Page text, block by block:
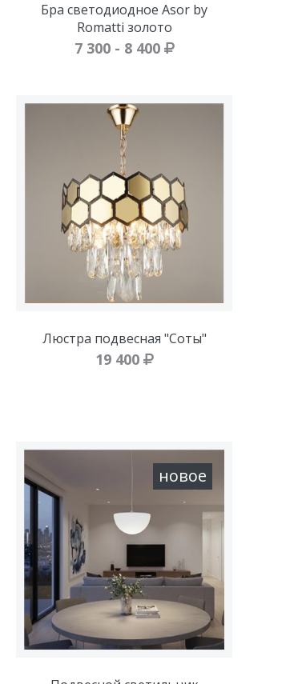
Бра светодиодное Asor by
Romatti золото
7 300 - 8 400
Люстра подвесная "Соты"
19 400
новое